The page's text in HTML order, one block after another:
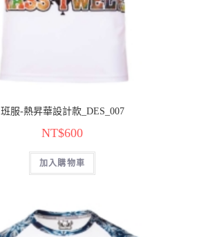
班服-熱昇華設計款_DES_007
NT$600
加入購物車